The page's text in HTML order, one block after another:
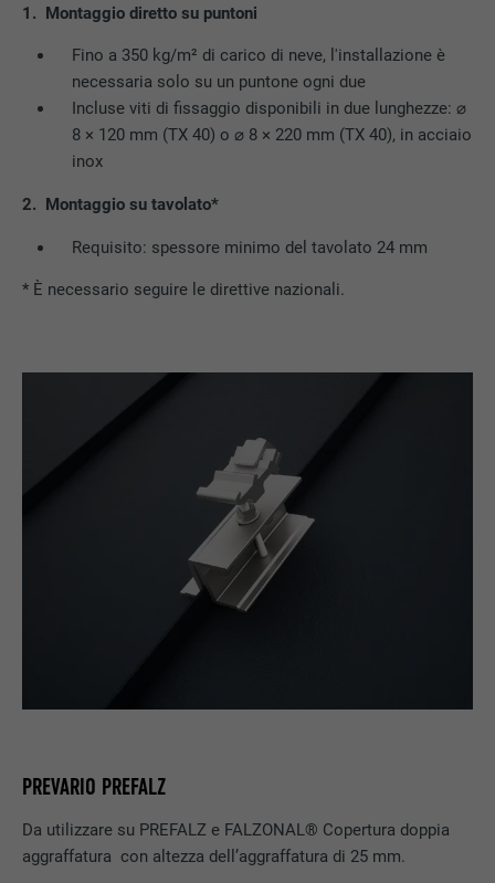
1. Montaggio diretto su puntoni
Fino a 350 kg/m² di carico di neve, l'installazione è
necessaria solo su un puntone ogni due
Incluse viti di fissaggio disponibili in due lunghezze: ⌀
8 × 120 mm (TX 40) o ⌀ 8 × 220 mm (TX 40), in acciaio
inox
2. Montaggio su tavolato*
Requisito: spessore minimo del tavolato 24 mm
* È necessario seguire le direttive nazionali.
PREVARIO PREFALZ
Da utilizzare su PREFALZ e FALZONAL® Copertura doppia
aggraffatura con altezza dell’aggraffatura di 25 mm.